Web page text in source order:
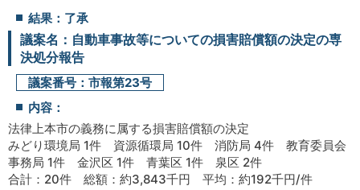
結果：了承
議案名：自動車事故等についての損害賠償額の決定の専
決処分報告
議案番号：市報第23号
内容：
法律上本市の義務に属する損害賠償額の決定
みどり環境局 1件 資源循環局 10件 消防局 4件 教育委員会
事務局 1件 金沢区 1件 青葉区 1件 泉区 2件
合計：20件 総額：約3,843千円 平均：約192千円/件